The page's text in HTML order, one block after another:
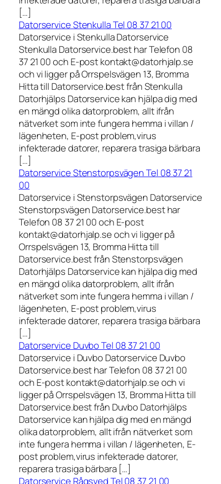
[…]
Datorservice Stenkulla Tel 08 37 21 00
Datorservice i Stenkulla Datorservice
Stenkulla Datorservice.best har Telefon 08
37 21 00 och E-post kontakt@datorhjalp.se
och vi ligger på Orrspelsvägen 13, Bromma
Hitta till Datorservice.best från Stenkulla
Datorhjälps Datorservice kan hjälpa dig med
en mängd olika datorproblem, allt ifrån
nätverket som inte fungera hemma i villan /
lägenheten, E-post problem,virus
infekterade datorer, reparera trasiga bärbara
[…]
Datorservice Stenstorpsvägen Tel 08 37 21
00
Datorservice i Stenstorpsvägen Datorservice
Stenstorpsvägen Datorservice.best har
Telefon 08 37 21 00 och E-post
kontakt@datorhjalp.se och vi ligger på
Orrspelsvägen 13, Bromma Hitta till
Datorservice.best från Stenstorpsvägen
Datorhjälps Datorservice kan hjälpa dig med
en mängd olika datorproblem, allt ifrån
nätverket som inte fungera hemma i villan /
lägenheten, E-post problem,virus
infekterade datorer, reparera trasiga bärbara
[…]
Datorservice Duvbo Tel 08 37 21 00
Datorservice i Duvbo Datorservice Duvbo
Datorservice.best har Telefon 08 37 21 00
och E-post kontakt@datorhjalp.se och vi
ligger på Orrspelsvägen 13, Bromma Hitta till
Datorservice.best från Duvbo Datorhjälps
Datorservice kan hjälpa dig med en mängd
olika datorproblem, allt ifrån nätverket som
inte fungera hemma i villan / lägenheten, E-
post problem,virus infekterade datorer,
reparera trasiga bärbara […]
Datorservice Rågsved Tel 08 37 21 00